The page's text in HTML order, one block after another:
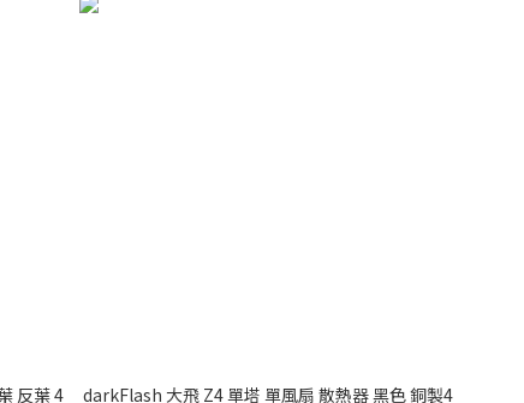
反葉 4
darkFlash 大飛 Z4 單塔 單風扇 散熱器 黑色 銅製4